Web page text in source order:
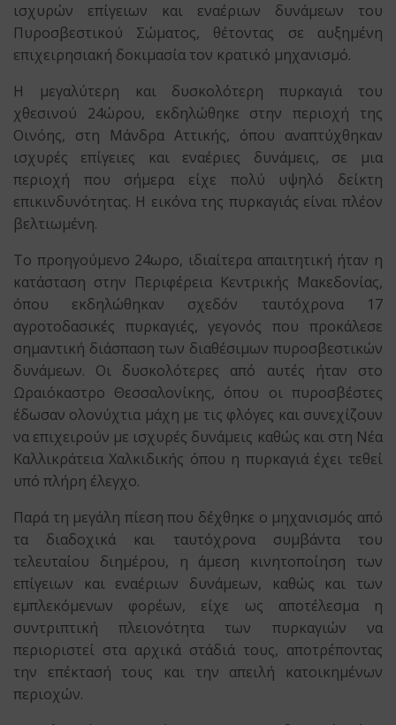
ισχυρών επίγειων και εναέριων δυνάμεων του
Πυροσβεστικού Σώματος, θέτοντας σε αυξημένη
επιχειρησιακή δοκιμασία τον κρατικό μηχανισμό.
Η μεγαλύτερη και δυσκολότερη πυρκαγιά του
χθεσινού 24ώρου, εκδηλώθηκε στην περιοχή της
Οινόης, στη Μάνδρα Αττικής, όπου αναπτύχθηκαν
ισχυρές επίγειες και εναέριες δυνάμεις, σε μια
περιοχή που σήμερα είχε πολύ υψηλό δείκτη
επικινδυνότητας. Η εικόνα της πυρκαγιάς είναι πλέον
βελτιωμένη.
Το προηγούμενο 24ωρο, ιδιαίτερα απαιτητική ήταν η
κατάσταση στην Περιφέρεια Κεντρικής Μακεδονίας,
όπου εκδηλώθηκαν σχεδόν ταυτόχρονα 17
αγροτοδασικές πυρκαγιές, γεγονός που προκάλεσε
σημαντική διάσπαση των διαθέσιμων πυροσβεστικών
δυνάμεων. Οι δυσκολότερες από αυτές ήταν στο
Ωραιόκαστρο Θεσσαλονίκης, όπου οι πυροσβέστες
έδωσαν ολονύχτια μάχη με τις φλόγες και συνεχίζουν
να επιχειρούν με ισχυρές δυνάμεις καθώς και στη Νέα
Καλλικράτεια Χαλκιδικής όπου η πυρκαγιά έχει τεθεί
υπό πλήρη έλεγχο.
Παρά τη μεγάλη πίεση που δέχθηκε ο μηχανισμός από
τα διαδοχικά και ταυτόχρονα συμβάντα του
τελευταίου διημέρου, η άμεση κινητοποίηση των
επίγειων και εναέριων δυνάμεων, καθώς και των
εμπλεκόμενων φορέων, είχε ως αποτέλεσμα η
συντριπτική πλειονότητα των πυρκαγιών να
περιοριστεί στα αρχικά στάδιά τους, αποτρέποντας
την επέκτασή τους και την απειλή κατοικημένων
περιοχών.